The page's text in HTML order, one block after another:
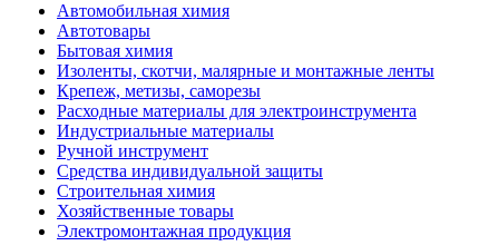
Автомобильная химия
Автотовары
Бытовая химия
Изоленты, скотчи, малярные и монтажные ленты
Крепеж, метизы, саморезы
Расходные материалы для электроинструмента
Индустриальные материалы
Ручной инструмент
Средства индивидуальной защиты
Строительная химия
Хозяйственные товары
Электромонтажная продукция